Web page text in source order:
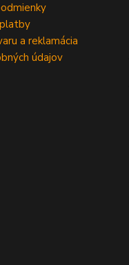
a reklamácia
údajov